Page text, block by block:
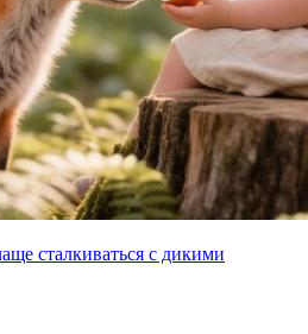
сталкиваться с дикими